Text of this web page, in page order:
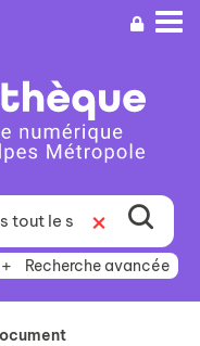
Recherche avancée